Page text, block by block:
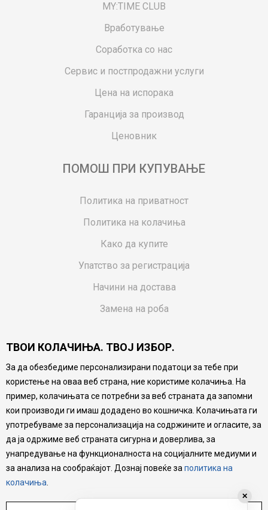
MY:TIME CLUB
Вработување
Соработка со нас
Сервис и постпродажни услуги
Цена на испорака
Гаранција за производ
Ценовник
ПОМОШ ПРИ КУПУВАЊЕ
Политика на приватност
Политика на колачиња
Како да купите
Упатство за регистрација
Начини на достава
Замена на роба
Ваучери
Product Finder
FAQs
Настојуваме да бидеме што попрецизни во описот на
производите, прикажување на слики и цени, но не
можеме да гарантираме дека сите информации се
комплетни и без грешка. Сите производи се дел од
нашата понуда, но не се подразбира дека мора да се
достапни во секој момент.
ТВОИ КОЛАЧИЊА. ТВОЈ ИЗБОР.
За да обезбедиме персонализирани податоци за тебе при
користење на оваа веб страна, ние користиме колачиња. На
пример, колачињата се потребни за веб страната да запомни
кои производи ги имаш додадено во кошничка. Колачињата ги
употребуваме за персонализација на содржините и огласите, за
да ја одржиме веб страната сигурна и доверлива, за
унапредување на функционалноста на социјалните медиуми и
за анализа на сообраќајот. Дознај повеќе за политика на
колачиња
✕